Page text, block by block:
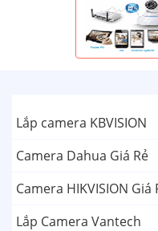
Lắp camera KBVISION
Camera Dahua Giá Rẻ
Camera HIKVISION Giá
Lắp Camera Vantech